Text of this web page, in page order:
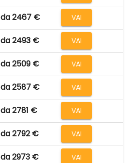
da 2467 € VAI
da 2493 € VAI
da 2509 € VAI
da 2587 € VAI
da 2781 € VAI
da 2792 € VAI
da 2973 € VAI